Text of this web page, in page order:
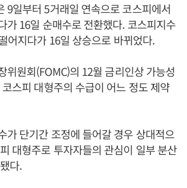
9일부터 5거래일 연속으로 코스피에서
가 16일 순매수로 전환했다. 코스피지수
어지다가 16일 상승으로 바뀌었다.
위원회(FOMC)의 12월 금리인상 가능성
스피 대형주의 수급이 어느 정도 제약
가 단기간 조정에 들어갈 경우 상대적으
대형주로 투자자들의 관심이 일부 분산
다.